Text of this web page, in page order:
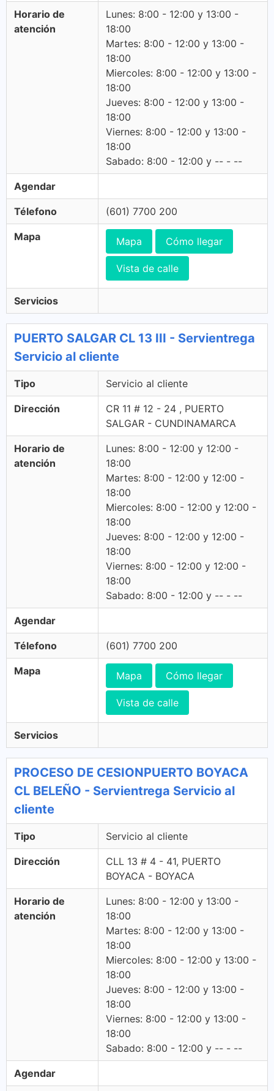
Horario de
atención
Lunes: 8:00 - 12:00 y 13:00 -
18:00
Martes: 8:00 - 12:00 y 13:00 -
18:00
Miercoles: 8:00 - 12:00 y 13:00 -
18:00
Jueves: 8:00 - 12:00 y 13:00 -
18:00
Viernes: 8:00 - 12:00 y 13:00 -
18:00
Sabado: 8:00 - 12:00 y -- - --
Agendar
Télefono (601) 7700 200
Mapa Mapa Cómo llegar
Vista de calle
Servicios
PUERTO SALGAR CL 13 III - Servientrega
Servicio al cliente
Tipo Servicio al cliente
Dirección
CR 11 # 12 - 24 , PUERTO
SALGAR - CUNDINAMARCA
Horario de
atención
Lunes: 8:00 - 12:00 y 12:00 -
18:00
Martes: 8:00 - 12:00 y 12:00 -
18:00
Miercoles: 8:00 - 12:00 y 12:00 -
18:00
Jueves: 8:00 - 12:00 y 12:00 -
18:00
Viernes: 8:00 - 12:00 y 12:00 -
18:00
Sabado: 8:00 - 12:00 y -- - --
Agendar
Télefono (601) 7700 200
Mapa Mapa Cómo llegar
Vista de calle
Servicios
PROCESO DE CESIONPUERTO BOYACA
CL BELEÑO - Servientrega Servicio al
cliente
Tipo Servicio al cliente
Dirección
CLL 13 # 4 - 41, PUERTO
BOYACA - BOYACA
Horario de
atención
Lunes: 8:00 - 12:00 y 13:00 -
18:00
Martes: 8:00 - 12:00 y 13:00 -
18:00
Miercoles: 8:00 - 12:00 y 13:00 -
18:00
Jueves: 8:00 - 12:00 y 13:00 -
18:00
Viernes: 8:00 - 12:00 y 13:00 -
18:00
Sabado: 8:00 - 12:00 y -- - --
Agendar